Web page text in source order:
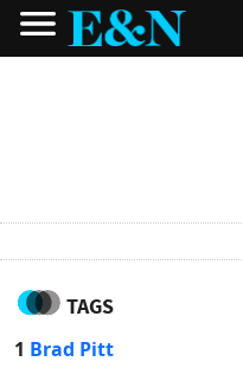
TAGS
1 Brad Pitt